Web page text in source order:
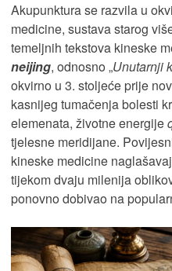
Akupunktura se razvila u
medicine, sustava starog
temeljnih tekstova kineske
neijing, odnosno „Unutarnji
okvirno u 3. stoljeće prije
kasnijeg tumačenja bolesti
elemenata, životne energije
tjelesne meridijane.
kineske medicine
tijekom dvaju milenija
ponovno dobivao na